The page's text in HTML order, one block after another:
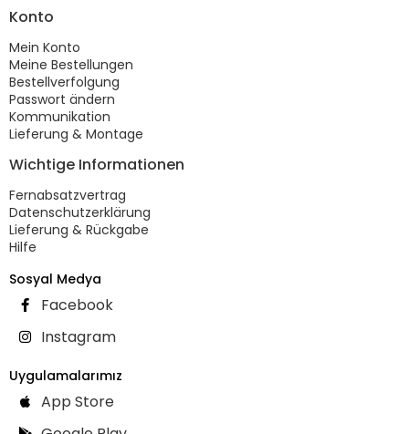
Konto
Mein Konto
Meine Bestellungen
Bestellverfolgung
Passwort ändern
Kommunikation
Lieferung & Montage
Wichtige Informationen
Fernabsatzvertrag
Datenschutzerklärung
Lieferung & Rückgabe
Hilfe
Sosyal Medya
Facebook
Instagram
Uygulamalarımız
App Store